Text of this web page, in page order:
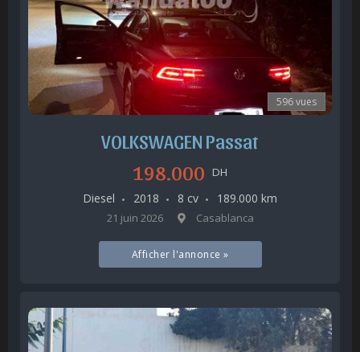
596 vues
VOLKSWAGEN Passat
198.000 DH
Diesel 2018 8 cv 189.000 km
21 juin 2026 Casablanca
Afficher l'annonce »